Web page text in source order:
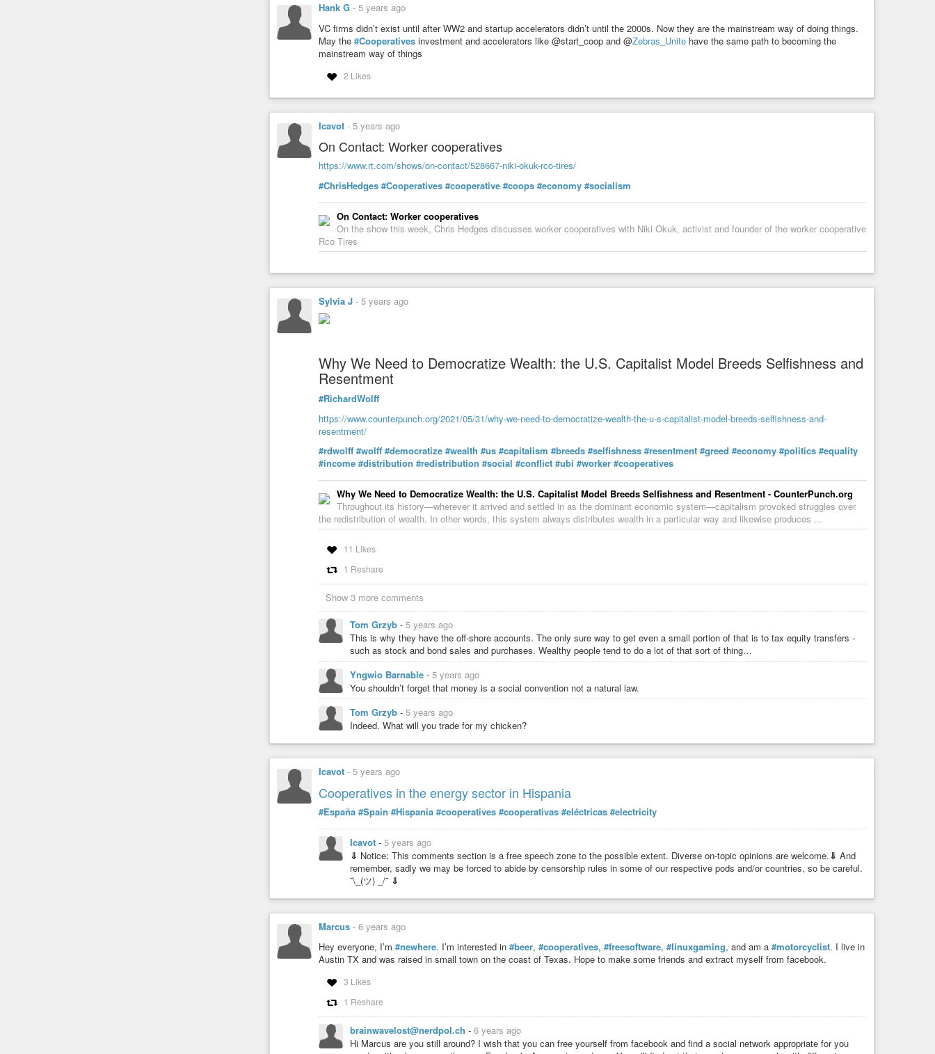
d’administration leur échappe. « Tout fonctionne par cooptation », témoigne un viticulteur. Il arrive même que la coopérative oblige des
agriculteurs endettés à diversifier leurs productions. « Ce qu’ils veulent, c’est vraiment asservir les agriculteurs pour mieux les contrôler.
»
Les trois volets de notre enquête sur le business opaque des coopératives agricoles sont à lire en accès libre ici :
https://basta.media/Les-derives-du-systeme-agroalimentaire
Fermeture de Framasphere oblige, nous voilà avec un nouveau compte sur Diaspora*. On continuera à publier sur ce compte jusqu’à sa
fermeture, mais vous pouvez dès à présent nous suivre, sur
#Cooperatives #CooperativesAgricoles #Agriculture
#Agriculteur #Eleveur #Business #Endettement
Hank G - 5 years ago
VC firms didn’t exist until after WW2 and startup accelerators didn’t until the 2000s. Now they are the mainstream way of doing things.
May the #Cooperatives investment and accelerators like @start_coop and @Zebras_Unite have the same path to becoming the
mainstream way of things
2 Likes
Icavot - 5 years ago
On Contact: Worker cooperatives
https://www.rt.com/shows/on-contact/528667-niki-okuk-rco-tires/
#ChrisHedges #Cooperatives #cooperative #coops #economy #socialism
On Contact: Worker cooperatives
On the show this week, Chris Hedges discusses worker cooperatives with Niki Okuk, activist and founder of the worker cooperative
Rco Tires
Sylvia J - 5 years ago
Why We Need to Democratize Wealth: the U.S. Capitalist Model Breeds Selfishness and
Resentment
#RichardWolff
https://www.counterpunch.org/2021/05/31/why-we-need-to-democratize-wealth-the-u-s-capitalist-model-breeds-selfishness-and-
resentment/
#rdwolff #wolff #democratize #wealth #us #capitalism #breeds #selfishness #resentment #greed #economy #politics #equality
#income #distribution #redistribution #social #conflict #ubi #worker #cooperatives
Why We Need to Democratize Wealth: the U.S. Capitalist Model Breeds Selfishness and Resentment - CounterPunch.org
Throughout its history—wherever it arrived and settled in as the dominant economic system—capitalism provoked struggles over
the redistribution of wealth. In other words, this system always distributes wealth in a particular way and likewise produces ...
11 Likes
1 Reshare
Show 3 more comments
Tom Grzyb - 5 years ago
This is why they have the off-shore accounts. The only sure way to get even a small portion of that is to tax equity transfers -
such as stock and bond sales and purchases. Wealthy people tend to do a lot of that sort of thing…
Yngwio Barnable - 5 years ago
You shouldn’t forget that money is a social convention not a natural law.
Tom Grzyb - 5 years ago
Indeed. What will you trade for my chicken?
Icavot - 5 years ago
Cooperatives in the energy sector in Hispania
#España #Spain #Hispania #cooperatives #cooperativas #eléctricas #electricity
Icavot - 5 years ago
⇓ Notice: This comments section is a free speech zone to the possible extent. Diverse on-topic opinions are welcome.⇓ And
remember, sadly we may be forced to abide by censorship rules in some of our respective pods and/or countries, so be careful.
¯\_(ツ) _/¯ ⇓
Marcus - 6 years ago
Hey everyone, I’m #newhere. I’m interested in #beer, #cooperatives, #freesoftware, #linuxgaming, and am a #motorcyclist. I live in
Austin TX and was raised in small town on the coast of Texas. Hope to make some friends and extract myself from facebook.
3 Likes
1 Reshare
brainwavelost@nerdpol.ch - 6 years ago
Hi Marcus are you still around? I wish that you can free yourself from facebook and find a social network appropriate for you